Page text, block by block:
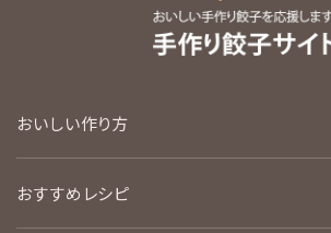
おいしい作り方
おすすめレシピ